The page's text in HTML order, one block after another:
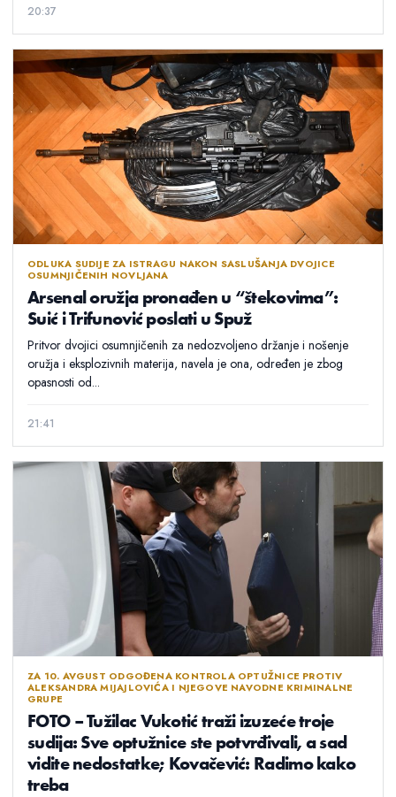
20:37
ODLUKA SUDIJE ZA ISTRAGU NAKON SASLUŠANJA DVOJICE
OSUMNJIČENIH NOVLJANA
Arsenal oružja pronađen u “štekovima”:
Suić i Trifunović poslati u Spuž
Pritvor dvojici osumnjičenih za nedozvoljeno držanje i nošenje
oružja i eksplozivnih materija, navela je ona, određen je zbog
opasnosti od...
21:41
ZA 10. AVGUST ODGOĐENA KONTROLA OPTUŽNICE PROTIV
ALEKSANDRA MIJAJLOVIĆA I NJEGOVE NAVODNE KRIMINALNE
GRUPE
FOTO – Tužilac Vukotić traži izuzeće troje
sudija: Sve optužnice ste potvrđivali, a sad
vidite nedostatke; Kovačević: Radimo kako
treba